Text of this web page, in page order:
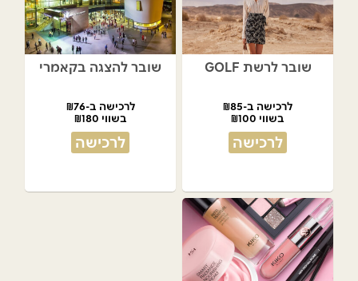
שובר לרשת GOLF
לרכישה ב-₪85
בשווי ₪100
לרכישה
שובר להצגה בקאמרי
לרכישה ב-₪76
בשווי ₪180
לרכישה